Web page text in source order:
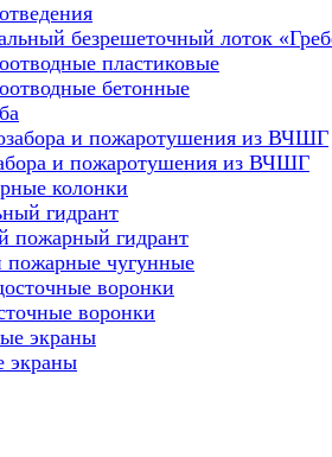
безрешеточный лоток
пластиковые
бетонные
и пожаротушения из ВЧШГ
колонки
гидрант
пожарный гидрант
пожарные чугунные
воронки
экраны